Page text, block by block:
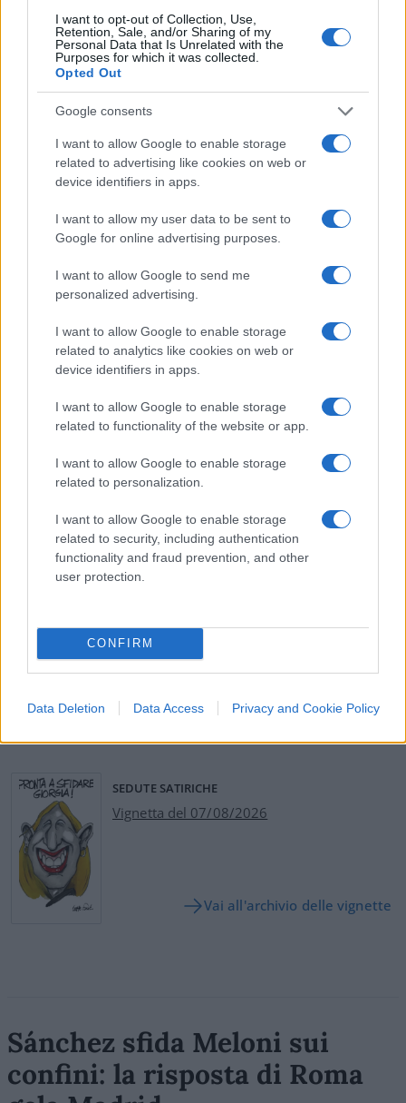
I want to opt-out of Collection, Use,
Retention, Sale, and/or Sharing of my
Personal Data that Is Unrelated with the
Purposes for which it was collected.
Opted Out
Google consents
I want to allow Google to enable storage
related to advertising like cookies on web or
device identifiers in apps.
I want to allow my user data to be sent to
Google for online advertising purposes.
I want to allow Google to send me
personalized advertising.
I want to allow Google to enable storage
related to analytics like cookies on web or
device identifiers in apps.
I want to allow Google to enable storage
related to functionality of the website or app.
I want to allow Google to enable storage
related to personalization.
I want to allow Google to enable storage
related to security, including authentication
functionality and fraud prevention, and other
user protection.
CONFIRM
Data Deletion Data Access Privacy and Cookie Policy
operazioni di pulizia speciale e le gestioni
logistiche, affidate a società partecipate dal
Comune stesso, sollevando interrogativi
sull’adeguatezza di tali scelte.
In risposta a queste controversie, la
commissione
Trasparenza del Comune, sotto la guida di
Federico Rocca, ha avviato un’indagine
approfondita, richiedendo l’accesso agli atti al fine
di scrutinare nel dettaglio le voci di spesa. Per
quanto riguarda la partecipazione dei sindaci, è
stato chiarito dallo staff del presidente dell’Anci,
contributo economico diretto, definendo la loro
presenza come parte di “missioni istituzionali”.
finanziando il trasporto degli studenti che
desideravano partecipare.
Nicolaporro.it è anche su Whatsapp. È sufficiente
cliccare quiper iscriversi al canale ed essere sempre
aggiornati (gratis).
#REPUBBLICA
#ROBERTO GUALTIERI
SEDUTE SATIRICHE
Vignetta del 07/08/2026
Vai all'archivio delle vignette
Sánchez sfida Meloni sui
confini: la risposta di Roma